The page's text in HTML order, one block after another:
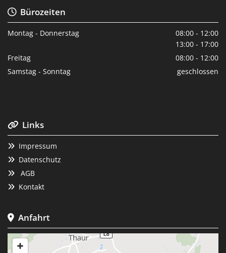
Bürozeiten
Montag - Donnerstag
08:00 - 12:00
13:00 - 17:00
Freitag
08:00 - 12:00
Samstag - Sonntag
geschlossen
 Links
 Impressum
 Datenschutz
 AGB
 Kontakt
 Anfahrt